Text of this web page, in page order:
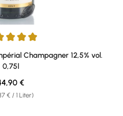
von 5 von 5 Sternen
Champagner 12,5% vol.
0,75l
€ / 1 Liter)
Preis:
€